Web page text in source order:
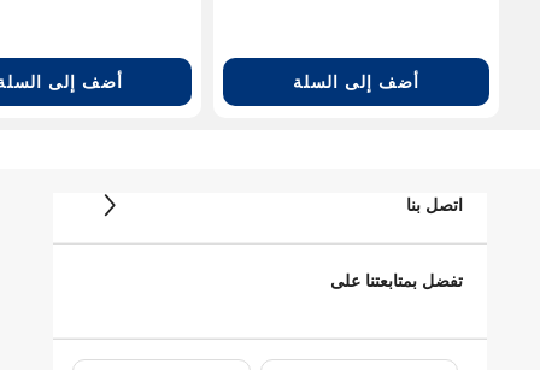
أضف إلى السلة أضف إلى
اتصل بنا
تفضل بمتابعتنا على